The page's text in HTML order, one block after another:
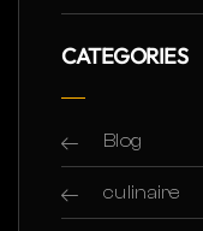
CATEGORIES
Blog
culinaire